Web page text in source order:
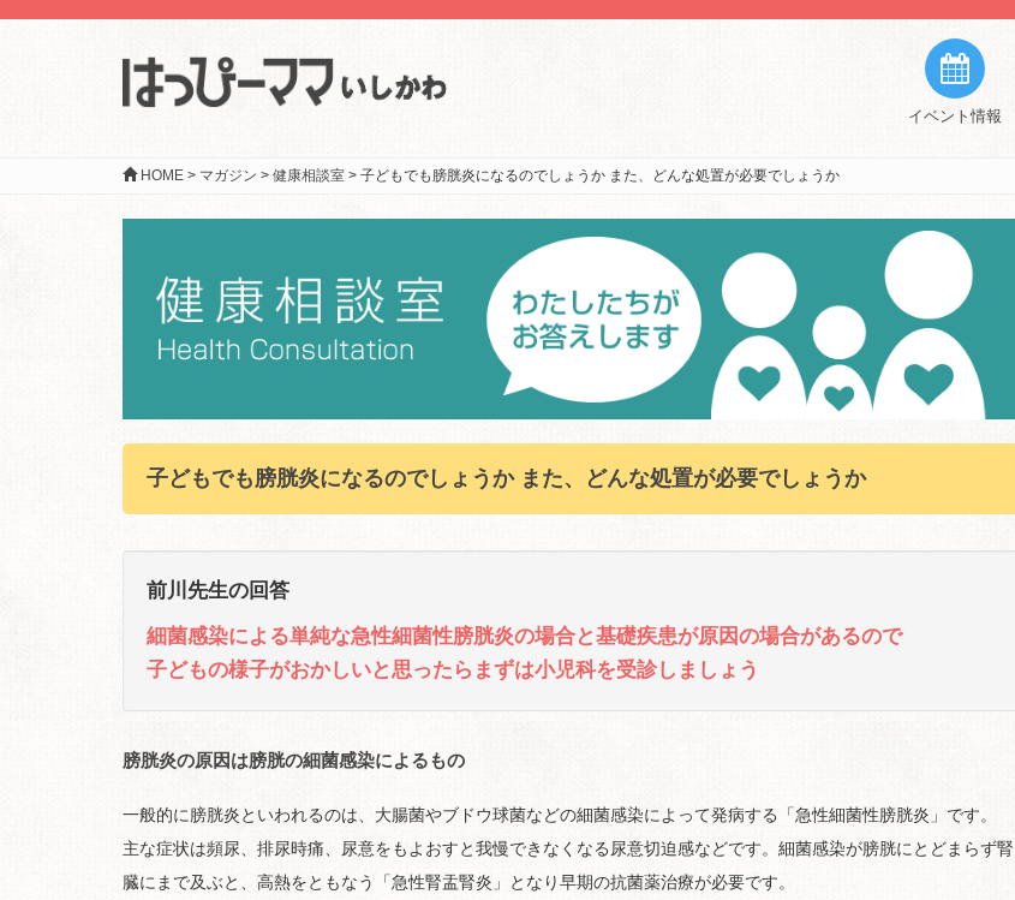
イベント情報
HOME > マガジン > 健康相談室 > 子どもでも膀胱炎になるのでしょうか また、どんな処置が必要でしょうか
子どもでも膀胱炎になるのでしょうか また、どんな処置が必要でしょうか
前川先生の回答
細菌感染による単純な急性細菌性膀胱炎の場合と基礎疾患が原因の場合があるので
子どもの様子がおかしいと思ったらまずは小児科を受診しましょう
膀胱炎の原因は膀胱の細菌感染によるもの
一般的に膀胱炎といわれるのは、大腸菌やブドウ球菌などの細菌感染によって発病する「急性細菌性膀胱炎」です。
主な症状は頻尿、排尿時痛、尿意をもよおすと我慢できなくなる尿意切迫感などです。細菌感染が膀胱にとどまらず腎
臓にまで及ぶと、高熱をともなう「急性腎盂腎炎」となり早期の抗菌薬治療が必要です。